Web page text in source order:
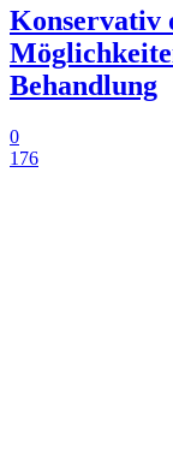
Konservativ
Behandlung
0
176